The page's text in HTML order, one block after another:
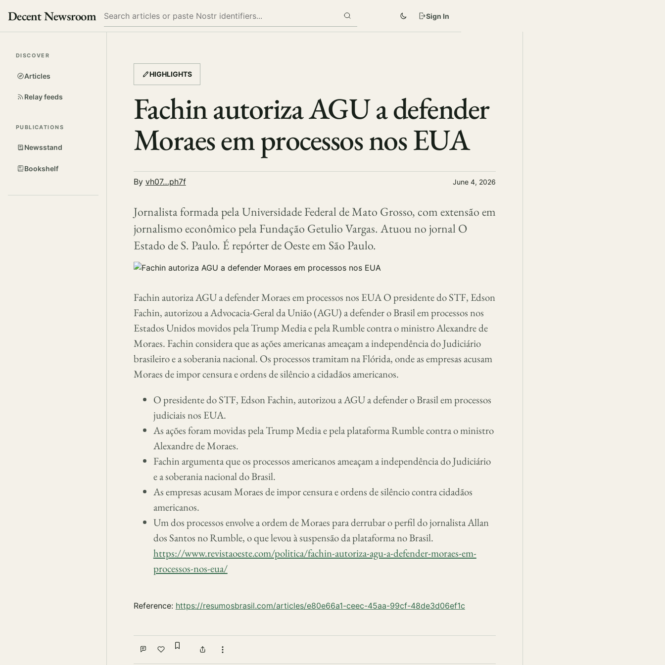
Decent Newsroom Search Sign In
DISCOVER
Articles
Relay feeds
PUBLICATIONS
Newsstand
Bookshelf
HIGHLIGHTS
Fachin autoriza AGU a defender
Moraes em processos nos EUA
By vh07…ph7f June 4, 2026
Jornalista formada pela Universidade Federal de Mato Grosso, com extensão em
jornalismo econômico pela Fundação Getulio Vargas. Atuou no jornal O
Estado de S. Paulo. É repórter de Oeste em São Paulo.
Fachin autoriza AGU a defender Moraes em processos nos EUA O presidente do STF, Edson
Fachin, autorizou a Advocacia-Geral da União (AGU) a defender o Brasil em processos nos
Estados Unidos movidos pela Trump Media e pela Rumble contra o ministro Alexandre de
Moraes. Fachin considera que as ações americanas ameaçam a independência do Judiciário
brasileiro e a soberania nacional. Os processos tramitam na Flórida, onde as empresas acusam
Moraes de impor censura e ordens de silêncio a cidadãos americanos.
O presidente do STF, Edson Fachin, autorizou a AGU a defender o Brasil em processos
judiciais nos EUA.
As ações foram movidas pela Trump Media e pela plataforma Rumble contra o ministro
Alexandre de Moraes.
Fachin argumenta que os processos americanos ameaçam a independência do Judiciário
e a soberania nacional do Brasil.
As empresas acusam Moraes de impor censura e ordens de silêncio contra cidadãos
americanos.
Um dos processos envolve a ordem de Moraes para derrubar o perfil do jornalista Allan
dos Santos no Rumble, o que levou à suspensão da plataforma no Brasil.
https://www.revistaoeste.com/politica/fachin-autoriza-agu-a-defender-moraes-em-
processos-nos-eua/
Reference: https://resumosbrasil.com/articles/e80e66a1-ceec-45aa-99cf-48de3d06ef1c
Comment
Like
Sign in to bookmark
ShareMore actions